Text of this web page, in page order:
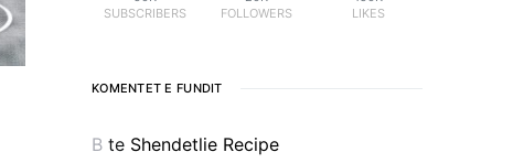
SUBSCRIBERS
FOLLOWERS
LIKES
KOMENTET E FUNDIT
B te Shendetlie Recipe